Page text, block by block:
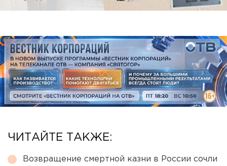
ЧИТАЙТЕ ТАКЖЕ:
Возвращение смертной казни в России сочли